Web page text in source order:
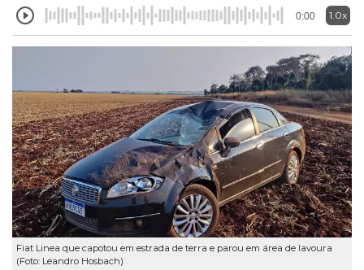
0:00 1.0x
Fiat Linea que capotou em estrada de terra e parou em área de lavoura
(Foto: Leandro Hosbach)